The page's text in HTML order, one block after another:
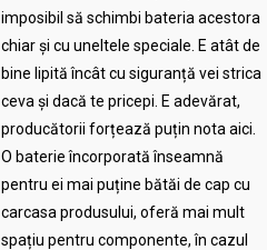
imposibil să schimbi bateria acestora
chiar și cu uneltele speciale. E atât de
bine lipită încât cu siguranță vei strica
ceva și dacă te pricepi. E adevărat,
producătorii forțează puțin nota aici.
O baterie încorporată înseamnă
pentru ei mai puține bătăi de cap cu
carcasa produsului, oferă mai mult
spațiu pentru componente, în cazul